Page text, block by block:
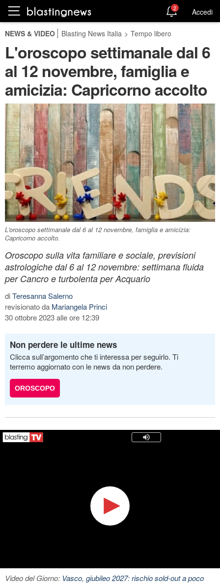
2 Accedi
NEWS & VIDEO Blasting News Italia > Tempo libero
L'oroscopo settimanale dal 6
al 12 novembre, famiglia e
amicizia: Capricorno accolto
L'oroscopo settimanale dal 6 al 12 novembre, famiglia e amicizia:
Capricorno accolto.
Oroscopo sulla vita familiare e sociale, previsioni
astrologiche dal 6 al 12 novembre: settimana fluida
per Cancro e turbolenta per Acquario
diTeresanna Salerno
revisionato da Mariangela Princi
30 ottobre 2023 alle ore 12:39
Non perdere le ultime news
Clicca sull’argomento che ti interessa per seguirlo. Ti
terremo aggiornato con le news da non perdere.
OROSCOPO
Video del Giorno: Vasco, giubileo 2027: rischio sold-out a poco